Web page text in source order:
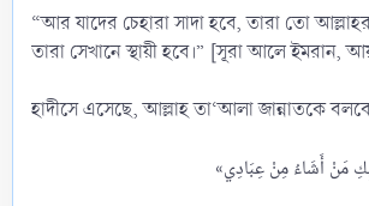
“আর যাদের চেহারা সাদা হবে, তারা তো
তারা সেখানে স্থায়ী হবে।” [সূরা আলে ইমরান,
হাদীসে এসেছে, আল্লাহ তা‘আলা জান্নাতকে